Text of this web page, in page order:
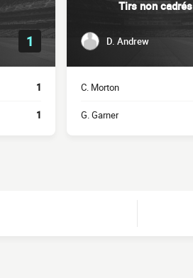
1
1
1
Tirs non cadrés
D. Andrew
C. Morton
G. Garner